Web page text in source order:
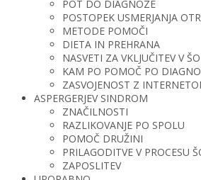
POT DO DIAGNOZE
POSTOPEK USMERJANJA
METODE POMOČI
DIETA IN PREHRANA
NASVETI ZA VKLJUČITEV V
KAM PO POMOČ PO
ZASVOJENOST Z
ASPERGERJEV SINDROM
ZNAČILNOSTI
RAZLIKOVANJE PO SPOLU
POMOČ DRUŽINI
PRILAGODITVE V PROCESU
ZAPOSLITEV